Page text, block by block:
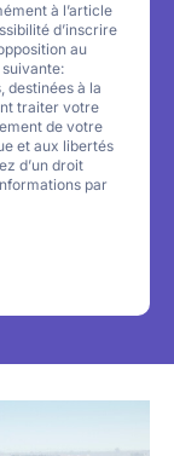
à l’article
d’inscrire
au
destinées à la
traiter votre
de votre
et aux libertés
d’un droit
par